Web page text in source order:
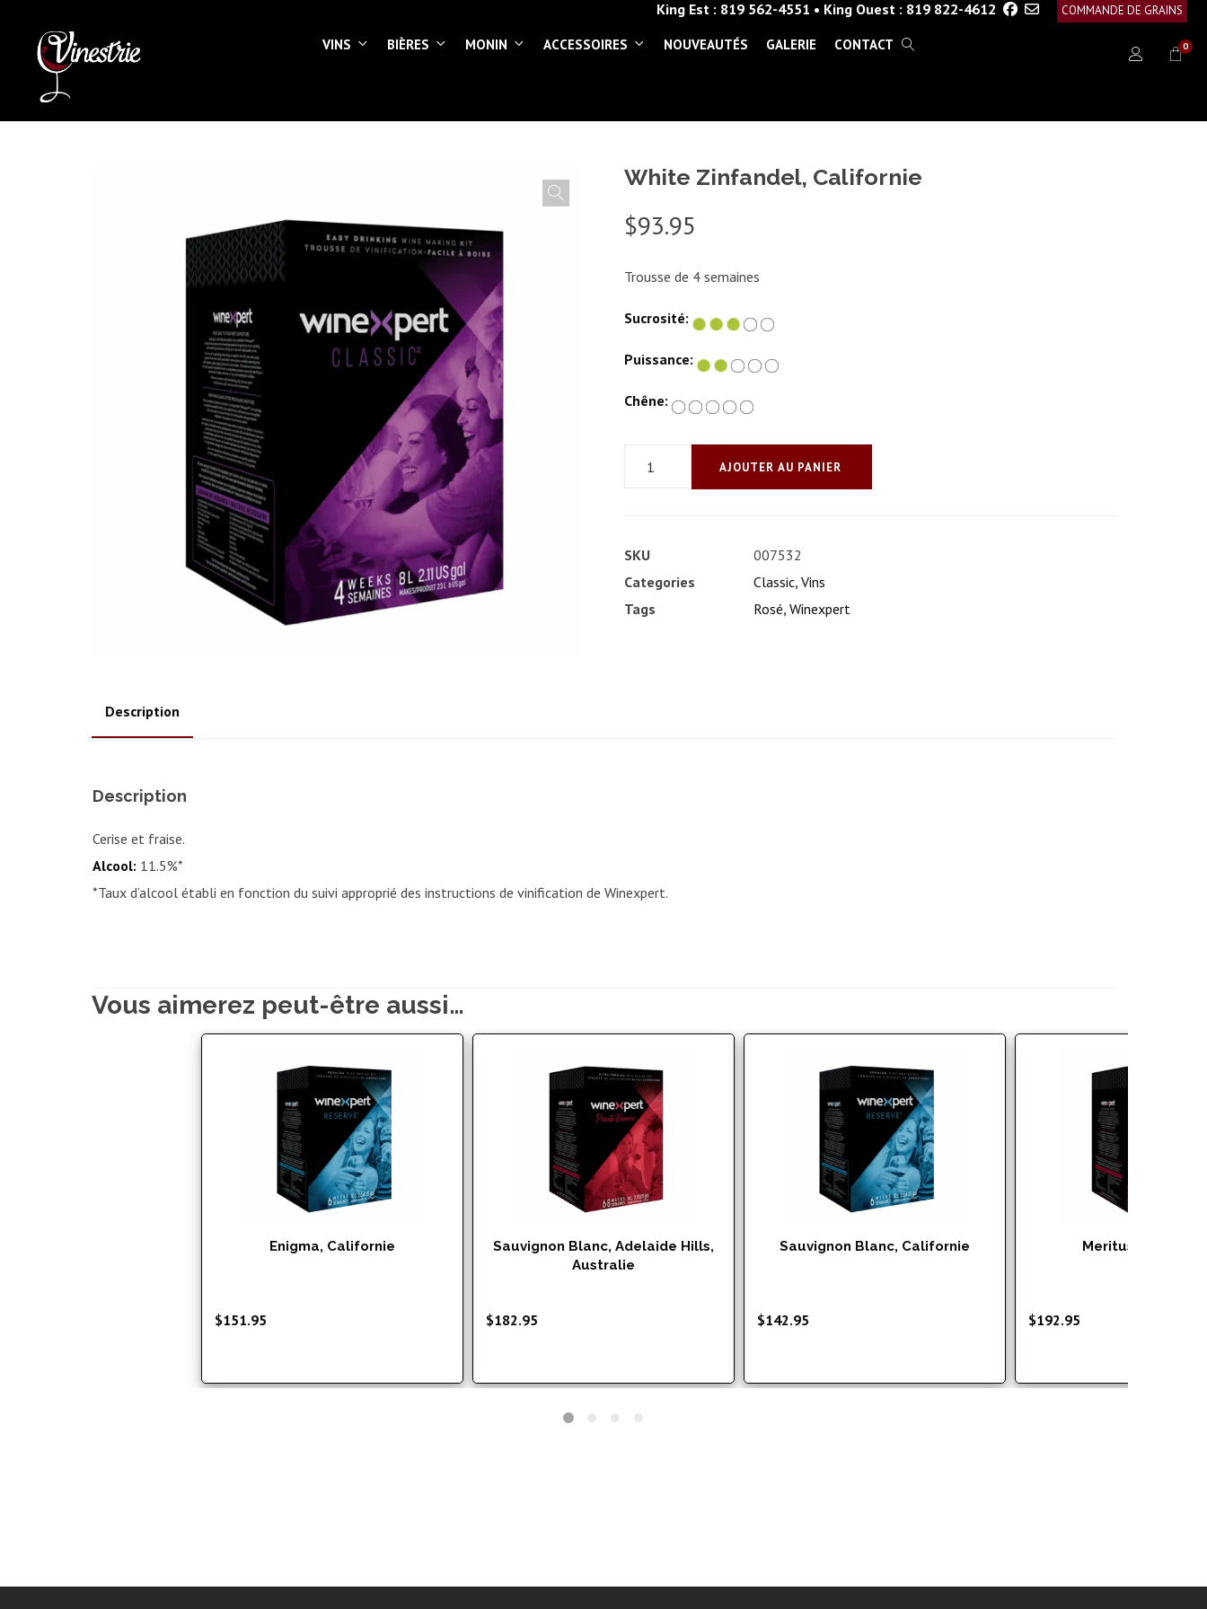
King Est : 819 562-4551 • King Ouest : 819 822-4612 COMMANDE DE GRAINS
VINS BIÈRES MONIN ACCESSOIRES NOUVEAUTÉS GALERIE CONTACT 0
White Zinfandel, Californie
$93.95
Trousse de 4 semaines
Sucrosité:
Puissance:
Chêne:
quantité
Californie
AJOUTER AU PANIER
SKU
007532
Categories
Classic, Vins
Tags
Rosé, Winexpert
Description
Description
Cerise et fraise.
Alcool: 11.5%*
*Taux d’alcool établi en fonction du suivi approprié des instructions de vinification de Winexpert.
Vous aimerez peut-être aussi…
Enigma, Californie
$151.95
Sauvignon Blanc, Adelaide Hills,
Australie
$182.95
Sauvignon Blanc, Californie
$142.95
Meritus,
$192.95